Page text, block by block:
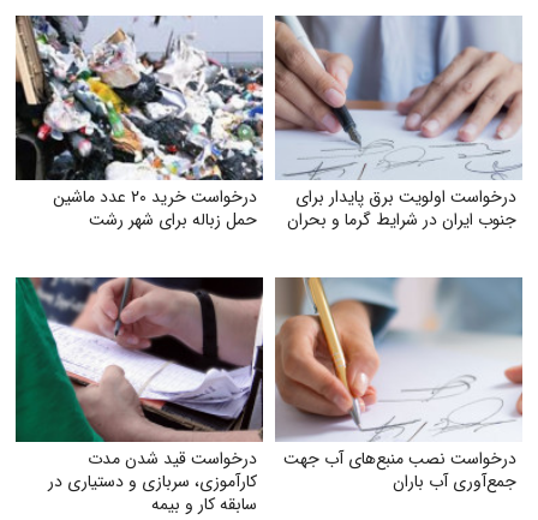
درخواست اولویت برق پایدار برای
جنوب ایران در شرایط گرما و بحران
درخواست خرید ۲۰ عدد ماشین
حمل زباله برای شهر رشت
درخواست نصب منبع‌های آب جهت
جمع‌آوری آب باران
درخواست قید شدن مدت
کارآموزی، سربازی و دستیاری در
سابقه کار و بیمه